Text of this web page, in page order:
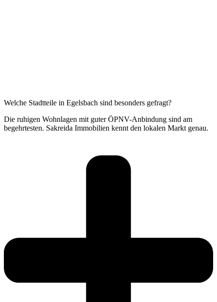
Welche Stadtteile in Egelsbach sind besonders gefragt?
Die ruhigen Wohnlagen mit guter ÖPNV-Anbindung sind am
begehrtesten. Sakreida Immobilien kennt den lokalen Markt genau.